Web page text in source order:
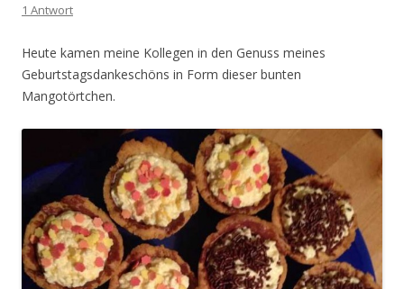
1 Antwort
Heute kamen meine Kollegen in den Genuss meines
Geburtstagsdankeschöns in Form dieser bunten
Mangotörtchen.